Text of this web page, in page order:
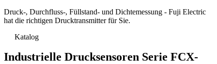
Druck-, Durchfluss-, Füllstand- und Dichtemessung - Fuji Electric
hat die richtigen Drucktransmitter für Sie.
Katalog
Industrielle Drucksensoren Serie FCX-